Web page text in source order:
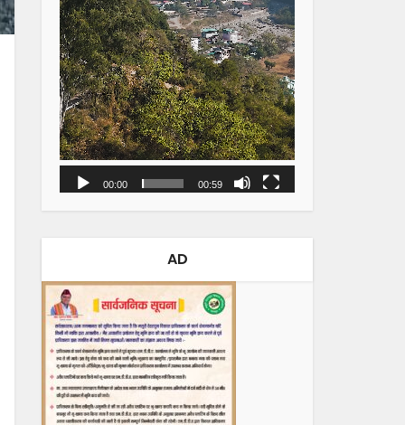
00:00 00:59
AD